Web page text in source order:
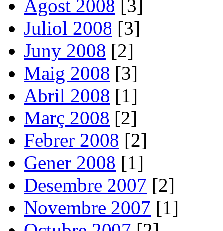
Agost 2008 [3]
Juliol 2008 [3]
Juny 2008 [2]
Maig 2008 [3]
Abril 2008 [1]
Març 2008 [2]
Febrer 2008 [2]
Gener 2008 [1]
Desembre 2007 [2]
Novembre 2007 [1]